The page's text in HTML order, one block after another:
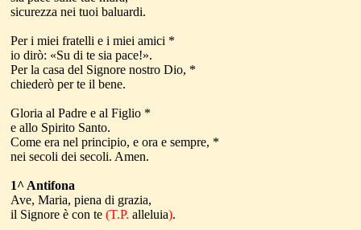
sicurezza nei tuoi baluardi.
Per i miei fratelli e i miei amici *
io dirò: «Su di te sia pace!».
Per la casa del Signore nostro Dio, *
chiederò per te il bene.
Gloria al Padre e al Figlio *
e allo Spirito Santo.
Come era nel principio, e ora e sempre, *
nei secoli dei secoli. Amen.
1^ Antifona
Ave, Maria, piena di grazia,
il Signore è con te (T.P. alleluia).